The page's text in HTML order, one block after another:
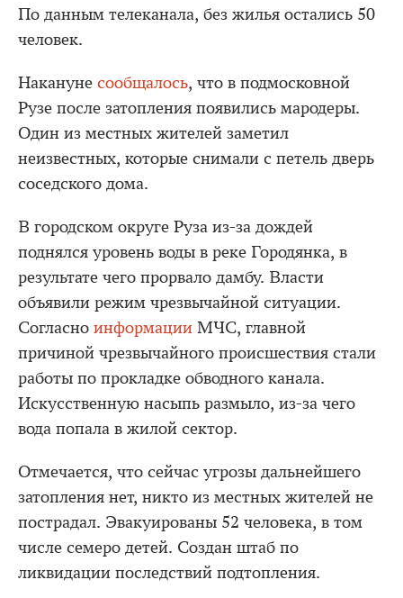
По данным телеканала, без жилья остались 50
человек.
Накануне сообщалось, что в подмосковной
Рузе после затопления появились мародеры.
Один из местных жителей заметил
неизвестных, которые снимали с петель дверь
соседского дома.
В городском округе Руза из-за дождей
поднялся уровень воды в реке Городянка, в
результате чего прорвало дамбу. Власти
объявили режим чрезвычайной ситуации.
Согласно информации МЧС, главной
причиной чрезвычайного происшествия стали
работы по прокладке обводного канала.
Искусственную насыпь размыло, из-за чего
вода попала в жилой сектор.
Отмечается, что сейчас угрозы дальнейшего
затопления нет, никто из местных жителей не
пострадал. Эвакуированы 52 человека, в том
числе семеро детей. Создан штаб по
ликвидации последствий подтопления.